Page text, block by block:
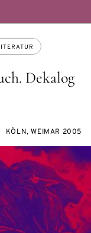
Dekalog
KÖLN, WEIMAR 2005